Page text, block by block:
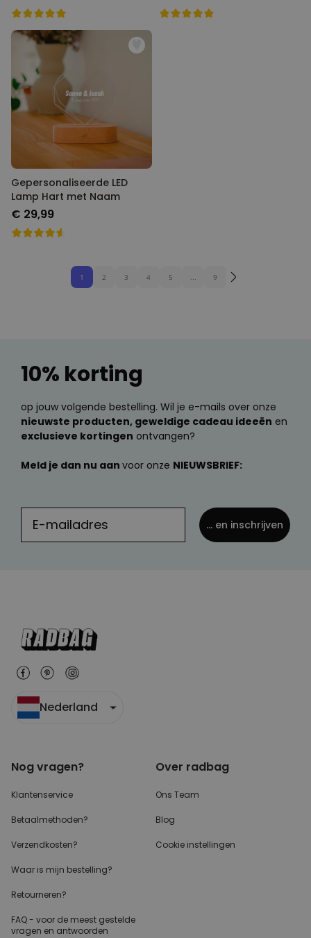
Gepersonaliseerde LED
Lamp Hart met Naam
€ 29,99
1 2 3 4 5 ... 9
10% korting
op jouw volgende bestelling. Wil je e-mails over onze
nieuwste producten, geweldige cadeau ideeën en
exclusieve kortingen ontvangen?
Meld je dan nu aan voor onze NIEUWSBRIEF:
... en inschrijven
Nederland
Nog vragen?
Klantenservice
Betaalmethoden?
Verzendkosten?
Waar is mijn bestelling?
Retourneren?
FAQ - voor de meest gestelde
vragen en antwoorden
Over radbag
Ons Team
Blog
Cookie instellingen